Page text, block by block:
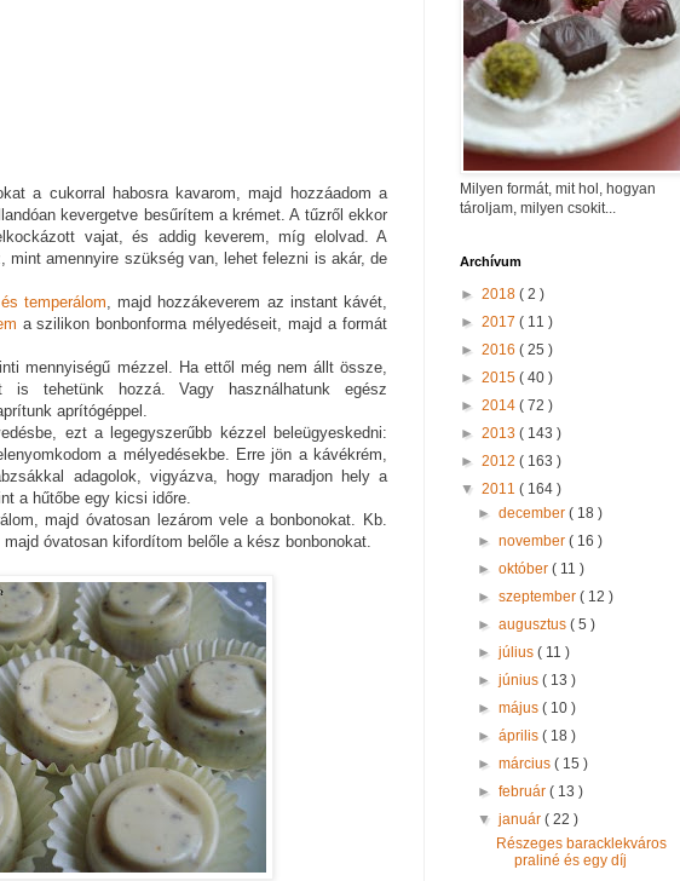
a cukorral habosra kavarom, majd hozzáadom a
kevergetve besűrítem a krémet. A tűzről ekkor
vajat, és addig keverem, míg elolvad. A
mint amennyire szükség van, lehet felezni is akár, de
temperálom, majd hozzákeverem az instant kávét,
a szilikon bonbonforma mélyedéseit, majd a formát
mennyiségű mézzel. Ha ettől még nem állt össze,
is tehetünk hozzá. Vagy használhatunk egész
aprítógéppel.
ezt a legegyszerűbb kézzel beleügyeskedni:
a mélyedésekbe. Erre jön a kávékrém,
adagolok, vigyázva, hogy maradjon hely a
a hűtőbe egy kicsi időre.
majd óvatosan lezárom vele a bonbonokat. Kb.
óvatosan kifordítom belőle a kész bonbonokat.
Milyen formát, mit hol, hogyan
tároljam, milyen csokit...
Archívum
► 2018 ( 2 )
► 2017 ( 11 )
► 2016 ( 25 )
► 2015 ( 40 )
► 2014 ( 72 )
► 2013 ( 143 )
► 2012 ( 163 )
▼ 2011 ( 164 )
►december( 18 )
►november( 16 )
►október( 11 )
►szeptember( 12 )
►augusztus( 5 )
►július( 11 )
►június( 13 )
►május( 10 )
►április( 18 )
►március( 15 )
►február( 13 )
▼január( 22 )
Részeges baracklekváros
praliné és egy díj